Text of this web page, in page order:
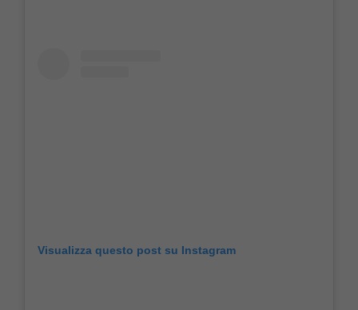
Visualizza questo post su Instagram